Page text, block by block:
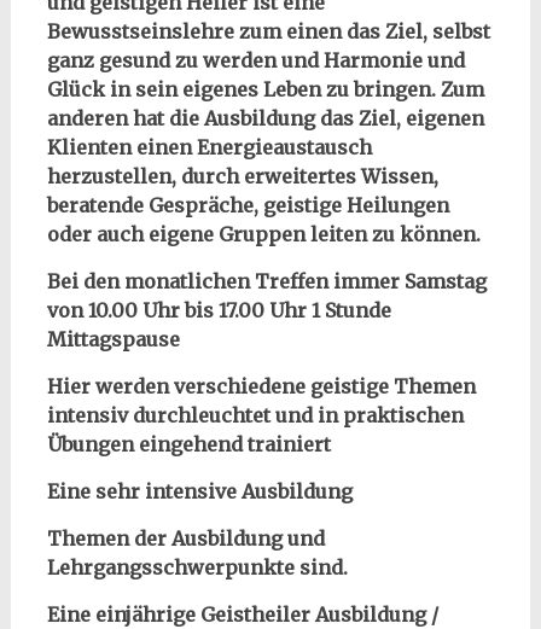
Bewusstseinslehre zum einen das Ziel, selbst
ganz gesund zu werden und Harmonie und
Glück in sein eigenes Leben zu bringen. Zum
anderen hat die Ausbildung das Ziel, eigenen
Klienten einen Energieaustausch
herzustellen, durch erweitertes Wissen,
beratende Gespräche, geistige Heilungen
oder auch eigene Gruppen leiten zu können.
Bei den monatlichen Treffen immer Samstag
von 10.00 Uhr bis 17.00 Uhr 1 Stunde
Mittagspause
Hier werden verschiedene geistige Themen
intensiv durchleuchtet und in praktischen
Übungen eingehend trainiert
Eine sehr intensive Ausbildung
Themen der Ausbildung und
Lehrgangsschwerpunkte sind.
Eine einjährige Geistheiler Ausbildung /